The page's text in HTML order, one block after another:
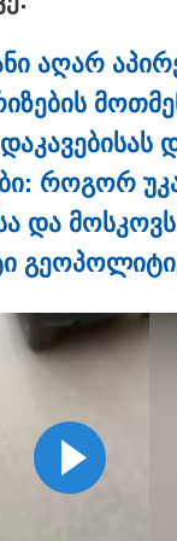
ლანა ლატარიას
აღარ
რო­გორ
და